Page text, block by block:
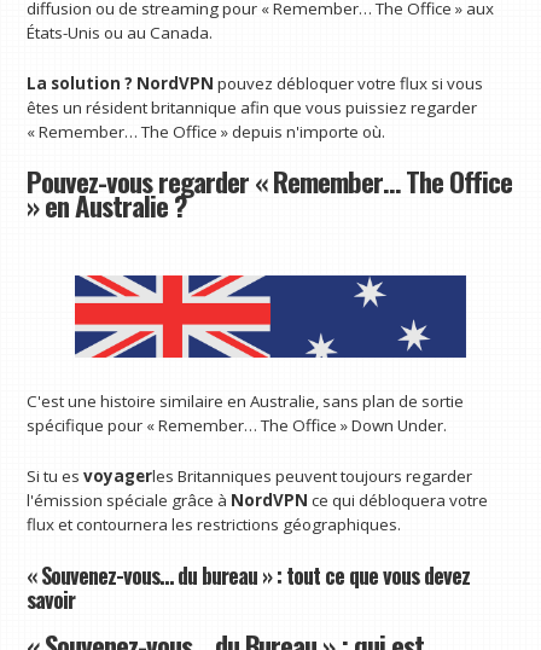
diffusion ou de streaming pour « Remember… The Office » aux
États-Unis ou au Canada.
La solution ? NordVPNpouvez débloquer votre flux si vous
êtes un résident britannique afin que vous puissiez regarder
« Remember… The Office » depuis n'importe où.
Pouvez-vous regarder « Remember… The Office
» en Australie ?
C'est une histoire similaire en Australie, sans plan de sortie
spécifique pour « Remember… The Office » Down Under.
Si tu esvoyagerles Britanniques peuvent toujours regarder
l'émission spéciale grâce à NordVPNce qui débloquera votre
flux et contournera les restrictions géographiques.
« Souvenez-vous… du bureau » : tout ce que vous devez
savoir